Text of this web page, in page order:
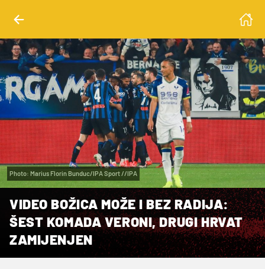
Photo: Marius Florin Bunduc/IPA Sport //IPA
VIDEO BOŽICA MOŽE I BEZ RADIJA:
ŠEST KOMADA VERONI, DRUGI HRVAT
ZAMIJENJEN